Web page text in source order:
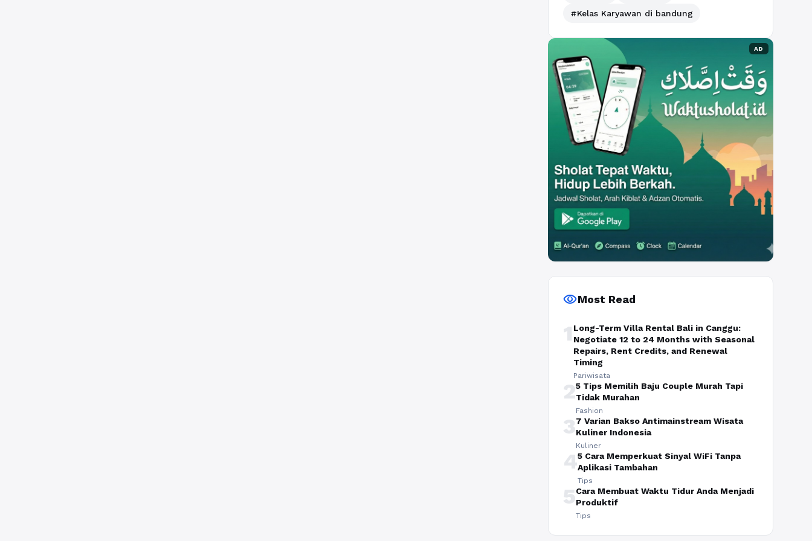
#Kelas Karyawan di bandung
AD
visibilityMost Read
1 Long-Term Villa Rental Bali in Canggu:
Negotiate 12 to 24 Months with Seasonal
Repairs, Rent Credits, and Renewal
Timing
Pariwisata
25 Tips Memilih Baju Couple Murah Tapi
Tidak Murahan
Fashion
37 Varian Bakso Antimainstream Wisata
Kuliner Indonesia
Kuliner
45 Cara Memperkuat Sinyal WiFi Tanpa
Aplikasi Tambahan
Tips
5Cara Membuat Waktu Tidur Anda Menjadi
Produktif
Tips